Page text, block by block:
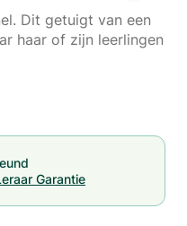
Dit getuigt van een
haar of zijn leerlingen
Garantie